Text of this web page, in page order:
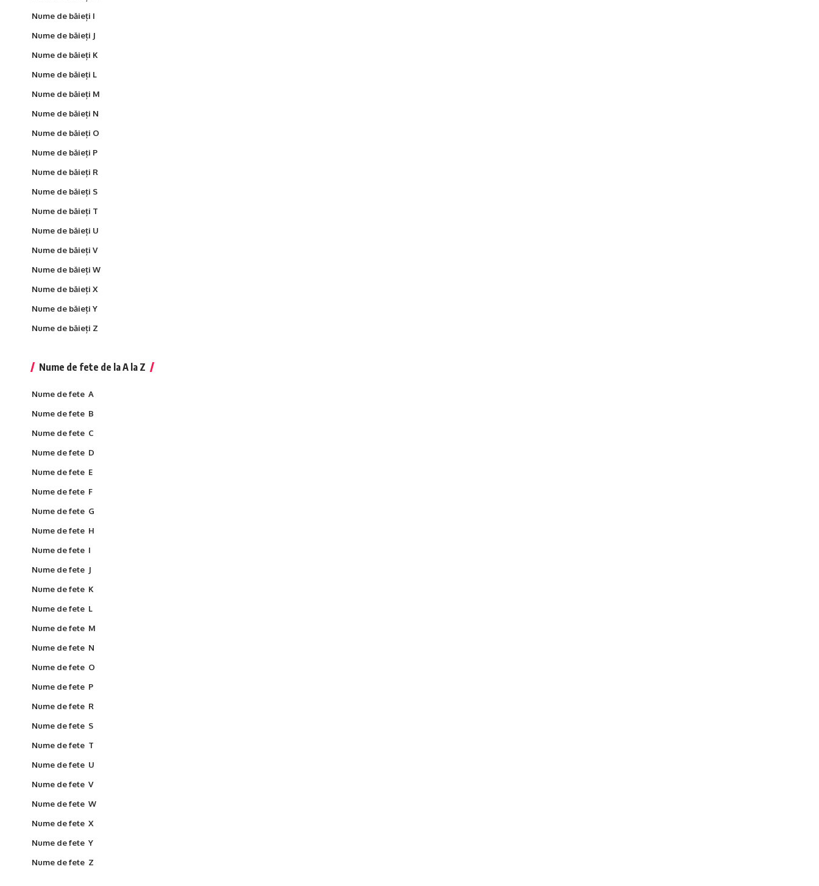
Nume de băieți I
Nume de băieți J
Nume de băieți K
Nume de băieți L
Nume de băieți M
Nume de băieți N
Nume de băieți O
Nume de băieți P
Nume de băieți R
Nume de băieți S
Nume de băieți T
Nume de băieți U
Nume de băieți V
Nume de băieți W
Nume de băieți X
Nume de băieți Y
Nume de băieți Z
Nume de fete de la A la Z
Nume de fete A
Nume de fete B
Nume de fete C
Nume de fete D
Nume de fete E
Nume de fete F
Nume de fete G
Nume de fete H
Nume de fete I
Nume de fete J
Nume de fete K
Nume de fete L
Nume de fete M
Nume de fete N
Nume de fete O
Nume de fete P
Nume de fete R
Nume de fete S
Nume de fete T
Nume de fete U
Nume de fete V
Nume de fete W
Nume de fete X
Nume de fete Y
Nume de fete Z